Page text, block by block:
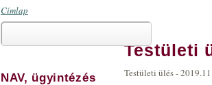
Címlap
Keresés
NAV, ügyintézés
Testületi
Testületi ülés -